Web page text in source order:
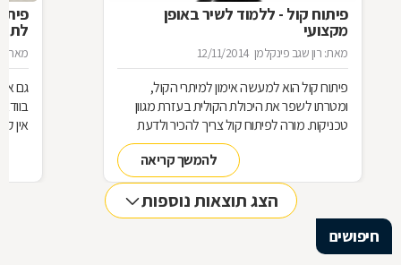
פיתוח קול - ללמוד לשיר באופן
מקצועי
מאת: רון שגב פינקלמן 12/11/2014
פיתוח קול הוא למעשה אימון למיתרי הקול,
ומטרתו לשפר את היכולת הקולית בעזרת מגוון
טכניקות. מורה לפיתוח קול צריך להכיר ולדעת
להתאים את הטכניקה המתאימה עבור הלומד,
כך שמנעד קולו יתרחב ואיכות קולו תשתפר. כדי
לדעת לבחור מורה לפיתוח קול חשוב להבין מהם
הדגשים החשובים, ולמה צריך לצפות לאחר
תקופת לימודים ממושכת
להמשך קריאה
מאת:
גם
אין
הצג תוצאות נוספות
חיפושים